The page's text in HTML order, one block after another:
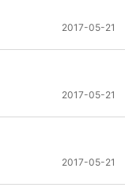
2017-05-21
2017-05-21
2017-05-21